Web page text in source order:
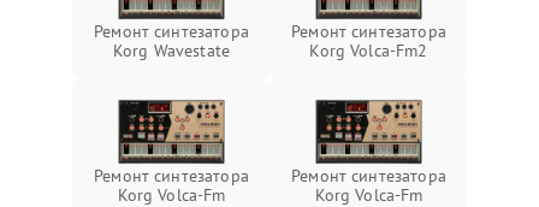
Ремонт синтезатора
Korg Wavestate
Ремонт синтезатора
Korg Volca-Fm2
Ремонт синтезатора
Korg Volca-Fm
Ремонт синтезатора
Korg Volca-Fm